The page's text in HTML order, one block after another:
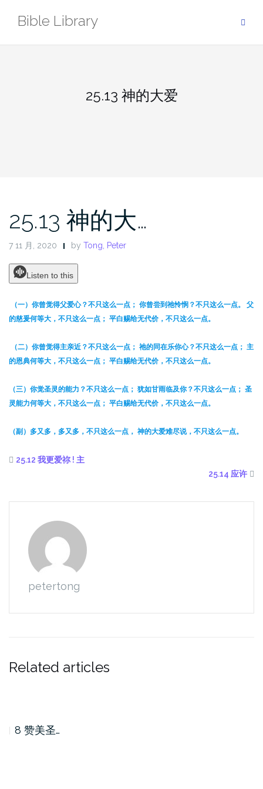
Bible Library
25.13 神的大爱
25.13 神的大…
7 11 月, 2020 by Tong, Peter
Listen to this
（一）你曾觉得父爱心？不只这么一点； 你曾尝到祂怜悯 ？不只这么一点。 父
的慈爰何等大，不只这么一点； 平白赐给无代价，不只这么一点。
（二）你曾觉得主亲近？不只这么一点； 祂的同在乐你心？不只这么一点； 主
的恩典何等大，不只这么一点； 平白赐给无代价，不只这么一点。
（三）你觉圣灵的能力？不只这么一点； 犹如甘雨临及你？不只这么一点； 圣
灵能力何等大，不只这么一点； 平白赐给无代价，不只这么一点。
（副）多又多，多又多，不只这么一点， 神的大爱难尽说，不只这么一点。
25.12 我更爱祢 ! 主
25.14 应许
petertong
Related articles
8 赞美圣…